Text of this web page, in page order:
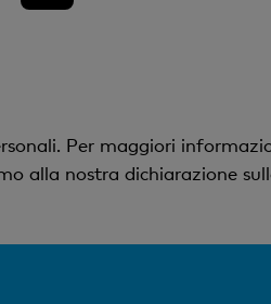
Per maggiori
alla nostra dichiarazione